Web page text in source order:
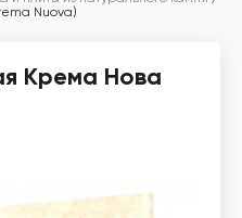
Nuova)
Крема Нова